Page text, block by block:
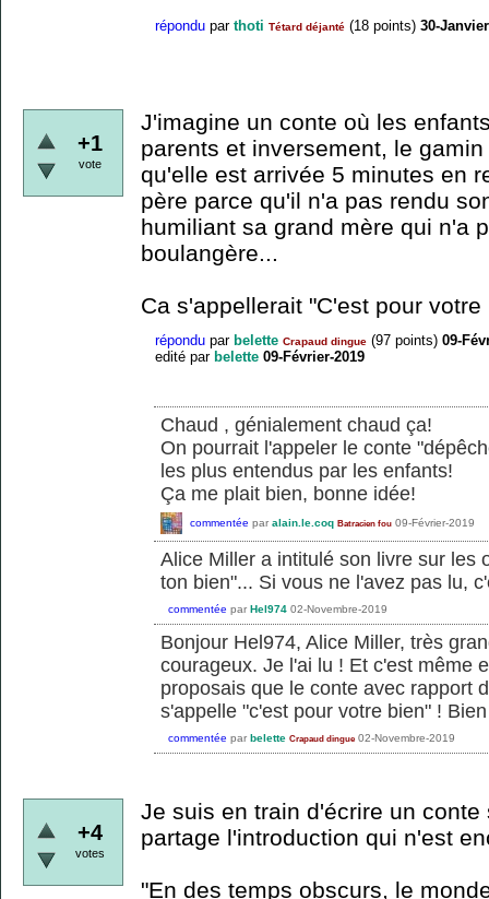
répondu par thoti Tétard déjanté (18 points) 30-
+1
vote
J'imagine un conte où les
parents et inversement, le
qu'elle est arrivée 5 minutes en
père parce qu'il n'a pas rendu
humiliant sa grand mère qui n'a
boulangère...
Ca s'appellerait "C'est pour votre
répondu par belette Crapaud dingue (97 points) 09-
edité par belette 09-Février-2019
Chaud , génialement chaud ça!
On pourrait l'appeler le conte
les plus entendus par les enfants!
Ça me plait bien, bonne idée!
commentée par alain.le.coq Batracien fou 09-Février-2019
Alice Miller a intitulé son livre sur les
ton bien"... Si vous ne l'avez pas lu,
commentée par Hel974 02-Novembre-2019
Bonjour Hel974, Alice Miller, très
courageux. Je l'ai lu ! Et c'est même
proposais que le conte avec rapport
s'appelle "c'est pour votre bien" !
commentée par belette Crapaud dingue 02-Novembre-2019
+4
votes
Je suis en train d'écrire un
partage l'introduction qui n'est
"En des temps obscurs, le